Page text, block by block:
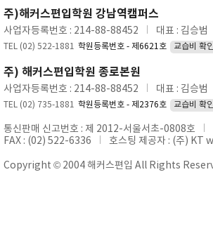
주)해커스편입학원 강남역캠퍼스
사업자등록번호 : 214-88-88452 대표 : 김승범
TEL (02) 522-1881 학원등록번호 - 제6621호 교습비 확
주) 해커스편입학원 종로본원
사업자등록번호 : 214-88-88452 대표 : 김승범
TEL (02) 735-1881 학원등록번호 - 제2376호 교습비 확
통신판매 신고번호 : 제 2012-서울서초-0808호
FAX : (02) 522-6336
호스팅 제공자 : (주)
Copyright © 2004 해커스편입 All Rights